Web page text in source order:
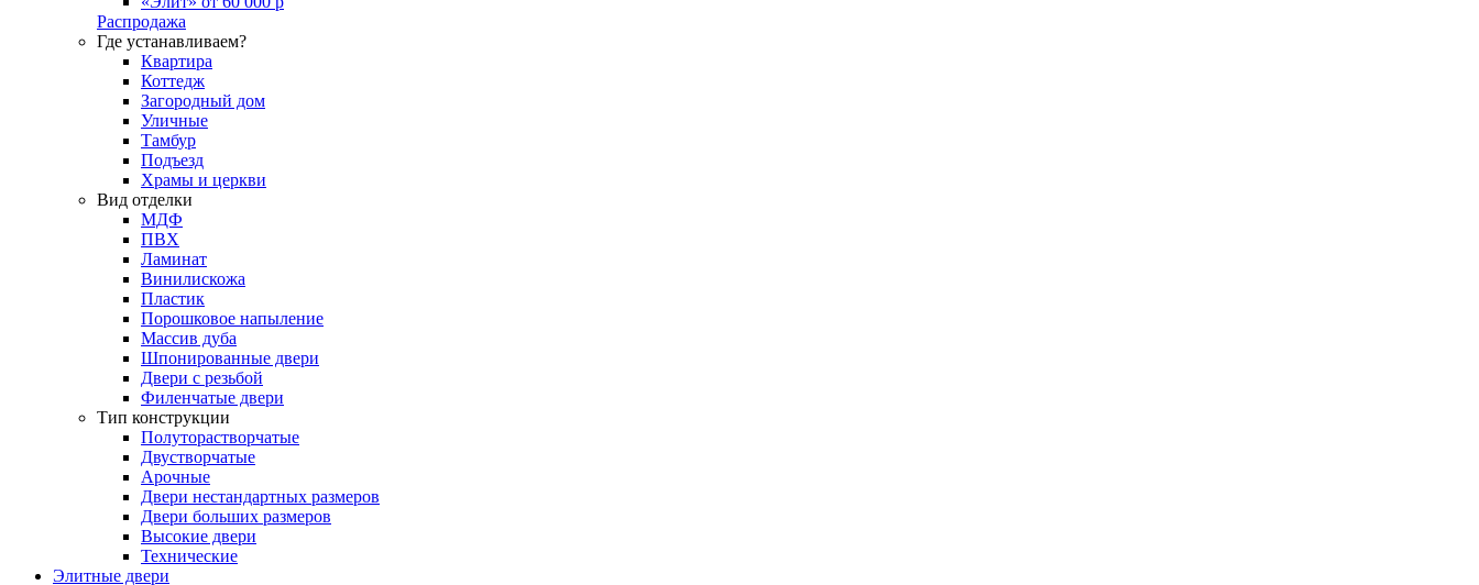
Распродажа
Где устанавливаем?
Квартира
Коттедж
Загородный дом
Уличные
Тамбур
Подъезд
Храмы и церкви
Вид отделки
МДФ
ПВХ
Ламинат
Винилискожа
Пластик
Порошковое напыление
Массив дуба
Шпонированные двери
Двери с резьбой
Филенчатые двери
Тип конструкции
Полуторастворчатые
Двустворчатые
Арочные
Двери нестандартных размеров
Двери больших размеров
Высокие двери
Технические
Элитные двери